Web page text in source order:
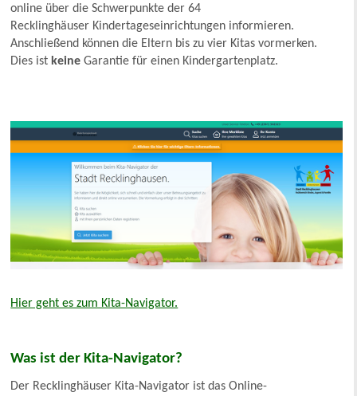
online über die Schwerpunkte der 64
Recklinghäuser Kindertageseinrichtungen informieren.
Anschließend können die Eltern bis zu vier Kitas vormerken.
Dies ist keineGarantie für einen Kindergartenplatz.
Hier geht es zum Kita-Navigator.
Was ist der Kita-Navigator?
Der Recklinghäuser Kita-Navigator ist das Online-